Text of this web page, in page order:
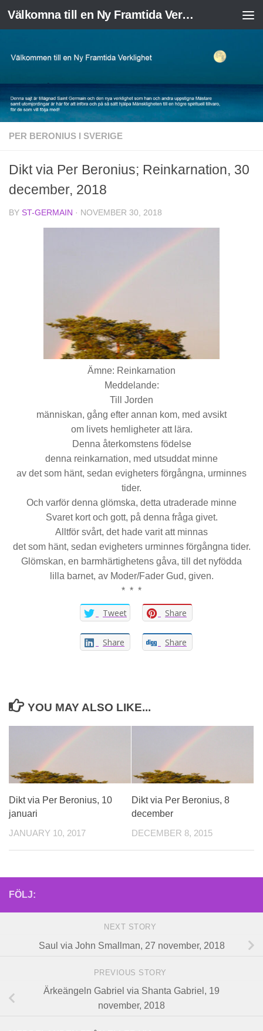
Skip to content Välkomna till en Ny Framtida Verklighet
PER BERONIUS I SVERIGE
Dikt via Per Beronius; Reinkarnation, 30
december, 2018
BY ST-GERMAIN · NOVEMBER 30, 2018
Ämne: Reinkarnation
Meddelande:
Till Jorden
människan, gång efter annan kom, med avsikt
om livets hemligheter att lära.
Denna återkomstens födelse
denna reinkarnation, med utsuddat minne
av det som hänt, sedan evigheters förgångna, urminnes
tider.
Och varför denna glömska, detta utraderade minne
Svaret kort och gott, på denna fråga givet.
Alltför svårt, det hade varit att minnas
det som hänt, sedan evigheters urminnes förgångna tider.
Glömskan, en barmhärtighetens gåva, till det nyfödda
lilla barnet, av Moder/Fader Gud, given.
* * *
Tweet Share
Share Share
YOU MAY ALSO LIKE...
Dikt via Per Beronius, 10
januari
JANUARY 10, 2017
Dikt via Per Beronius, 8
december
DECEMBER 8, 2015
FÖLJ:
NEXT STORY
Saul via John Smallman, 27 november, 2018
PREVIOUS STORY
Ärkeängeln Gabriel via Shanta Gabriel, 19
november, 2018